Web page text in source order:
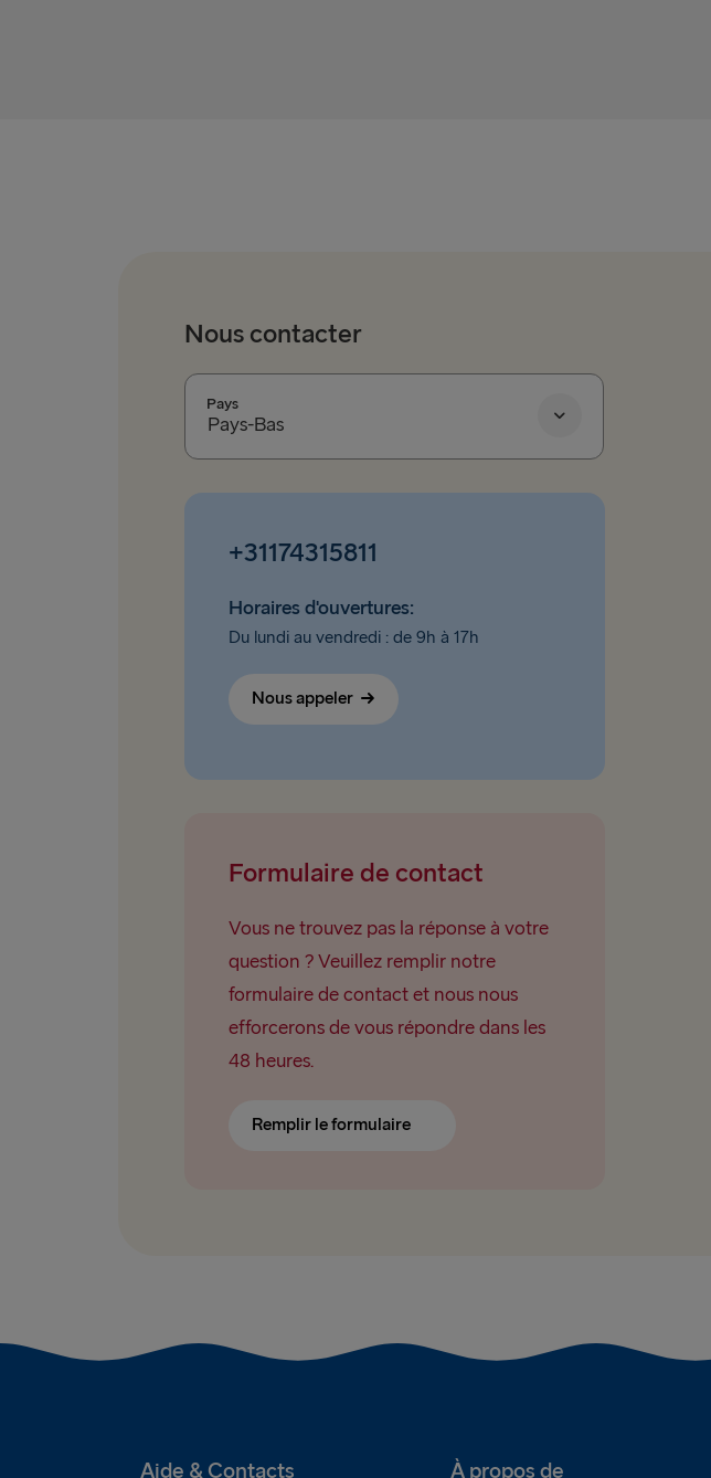
Nous contacter
Pays
Pays-Bas
+31174315811
Horaires d'ouvertures:
Du lundi au vendredi : de 9h à 17h
Nous appeler
Formulaire de contact
Vous ne trouvez pas la réponse à votre
question ? Veuillez remplir notre
formulaire de contact et nous nous
efforcerons de vous répondre dans les
48 heures.
Remplir le formulaire
Aide & Contacts À propos de